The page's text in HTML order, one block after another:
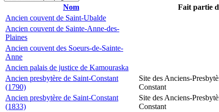
Nom
Fait partie
Ancien couvent de Saint-Ubalde
Ancien couvent de Sainte-Anne-des-
Plaines
Ancien couvent des Soeurs-de-Sainte-
Anne
Ancien palais de justice de Kamouraska
Ancien presbytère de Saint-Constant
(1790)
Site des Anciens-
Constant
Ancien presbytère de Saint-Constant
(1833)
Site des Anciens-
Constant